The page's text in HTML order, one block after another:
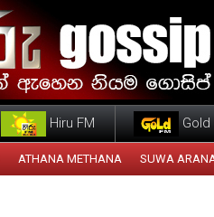
Hiru FM Gold
ATHANA METHANA SUWA